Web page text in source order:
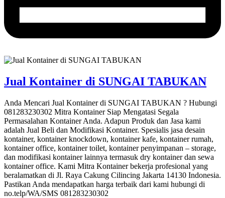
Jual Kontainer di SUNGAI TABUKAN
Anda Mencari Jual Kontainer di SUNGAI TABUKAN ? Hubungi
081283230302 Mitra Kontainer Siap Mengatasi Segala
Permasalahan Kontainer Anda. Adapun Produk dan Jasa kami
adalah Jual Beli dan Modifikasi Kontainer. Spesialis jasa desain
kontainer, kontainer knockdown, kontainer kafe, kontainer rumah,
kontainer office, kontainer toilet, kontainer penyimpanan – storage,
dan modifikasi kontainer lainnya termasuk dry kontainer dan sewa
kontainer office. Kami Mitra Kontainer bekerja profesional yang
beralamatkan di Jl. Raya Cakung Cilincing Jakarta 14130 Indonesia.
Pastikan Anda mendapatkan harga terbaik dari kami hubungi di
no.telp/WA/SMS 081283230302